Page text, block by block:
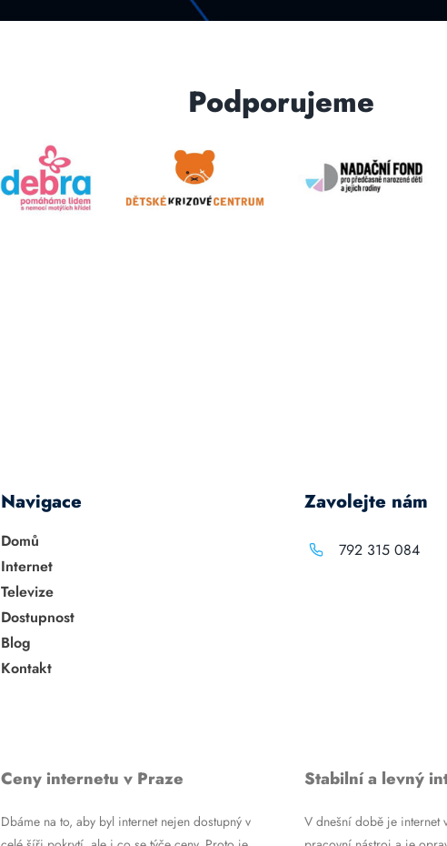
Podporujeme
Navigace
Domů
Internet
Televize
Dostupnost
Blog
Kontakt
Zavolejte nám
792 315 084
Ceny internetu v Praze
Dbáme na to, aby byl internet nejen dostupný v
Stabilní a levný
V dnešní době je internet